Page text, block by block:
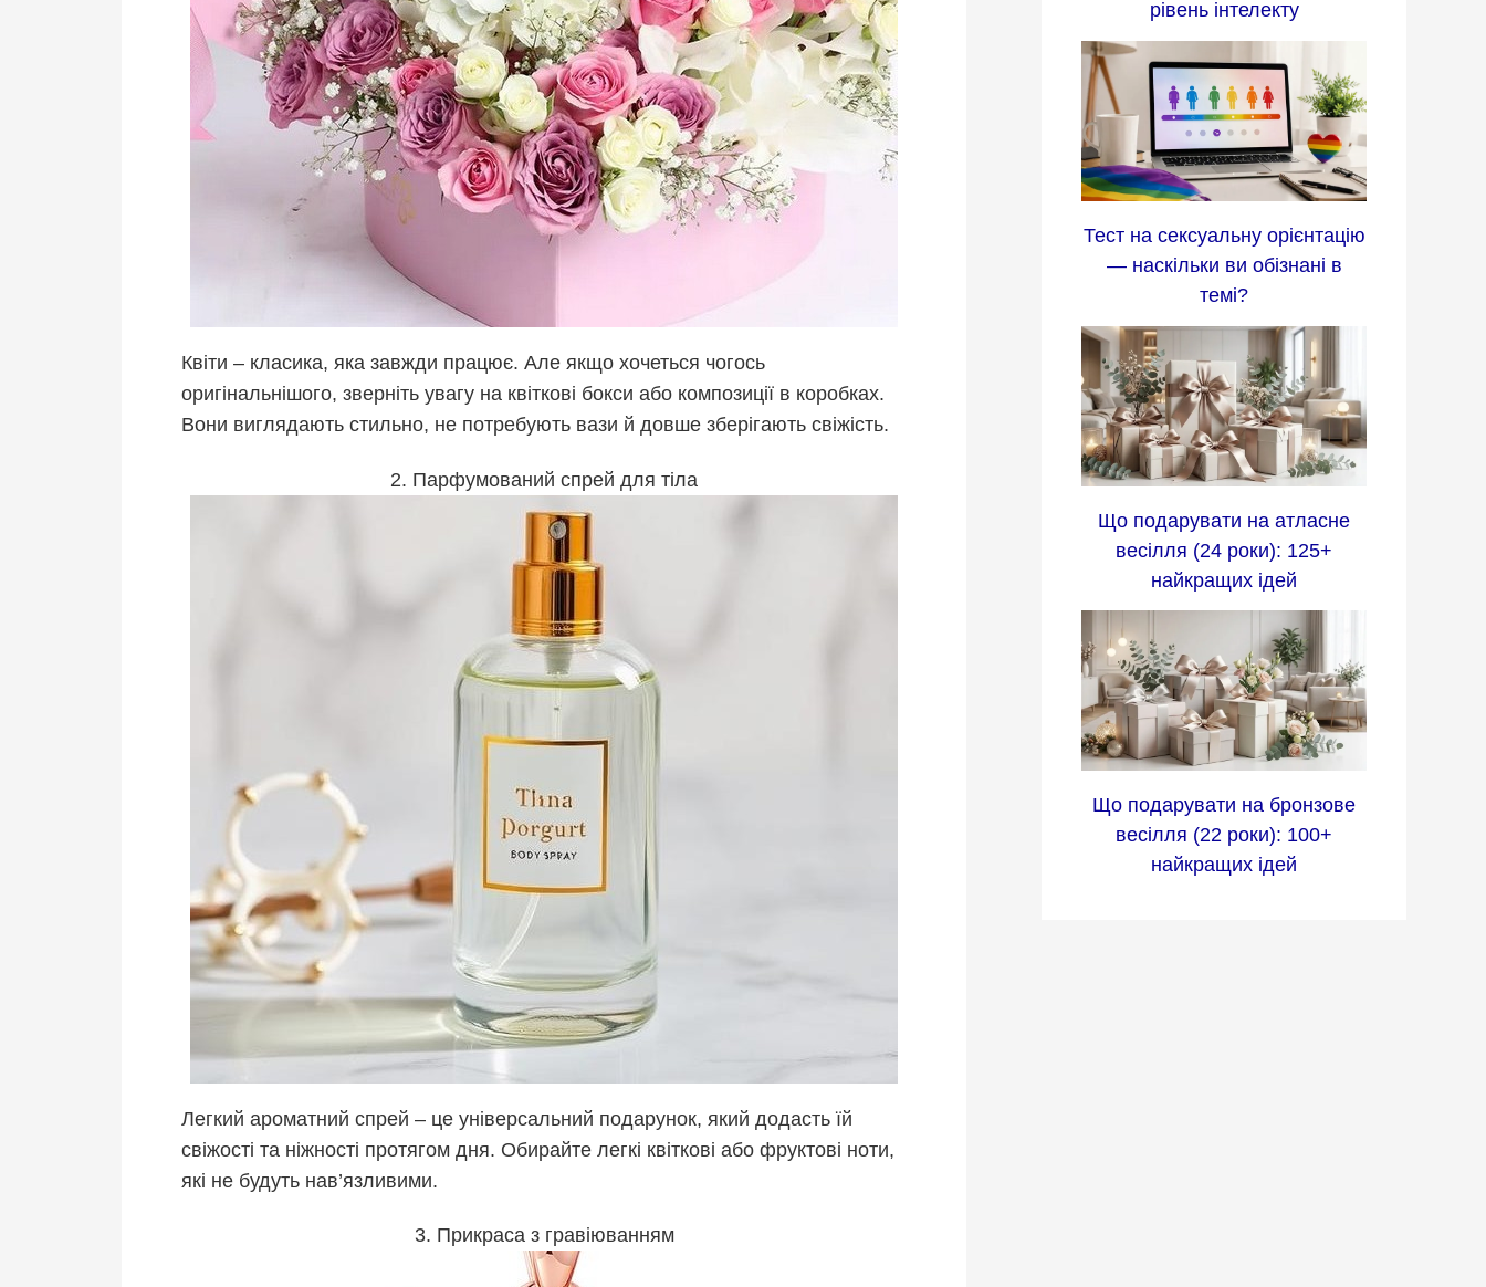
Квіти – класика, яка завжди працює. Але якщо хочеться чогось
оригінальнішого, зверніть увагу на квіткові бокси або композиції в коробках.
Вони виглядають стильно, не потребують вази й довше зберігають свіжість.
2. Парфумований спрей для тіла
Легкий ароматний спрей – це універсальний подарунок, який додасть їй
свіжості та ніжності протягом дня. Обирайте легкі квіткові або фруктові ноти,
які не будуть нав’язливими.
3. Прикраса з гравіюванням
рівень інтелекту
Тест на сексуальну орієнтацію
— наскільки ви обізнані в
темі?
Що подарувати на атласне
весілля (24 роки): 125+
найкращих ідей
Що подарувати на бронзове
весілля (22 роки): 100+
найкращих ідей